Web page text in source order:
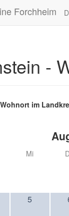
Forchheim
-
im
Mi
5